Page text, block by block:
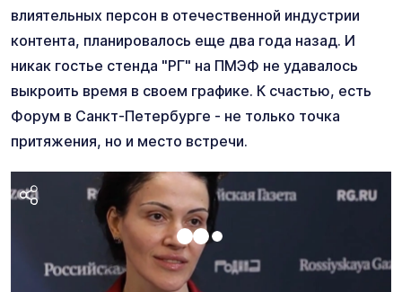
влиятельных персон в отечественной индустрии
контента, планировалось еще два года назад. И
никак гостье стенда "РГ" на ПМЭФ не удавалось
выкроить время в своем графике. К счастью, есть
Форум в Санкт-Петербурге - не только точка
притяжения, но и место встречи.